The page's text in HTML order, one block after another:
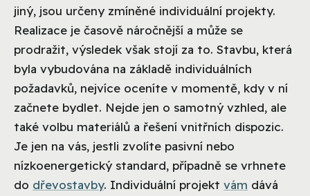
jiný, jsou určeny zmíněné individuální projekty.
Realizace je časově náročnější a může se
prodražit, výsledek však stojí za to. Stavbu, která
byla vybudována na základě individuálních
požadavků, nejvíce oceníte v momentě, kdy v ní
začnete bydlet. Nejde jen o samotný vzhled, ale
také volbu materiálů a řešení vnitřních dispozic.
Je jen na vás, jestli zvolíte pasivní nebo
nízkoenergetický standard, případně se vrhnete
do dřevostavby. Individuální projekt vám dává